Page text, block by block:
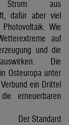
aus
dafür aber viel
Wie
auf
und die
Die
Osteuropa unter
ein Drittel
erneuerbaren
Der Standard